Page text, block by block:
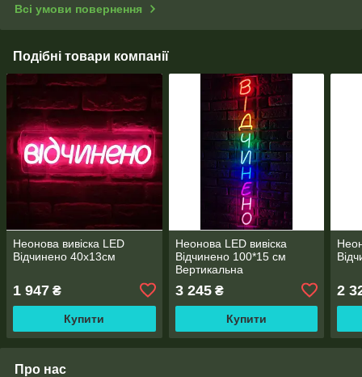
Всі умови повернення
Подібні товари компанії
Неонова вивіска LED
Відчинено 40х13см
1 947 ₴
Купити
Неонова LED вивіска
Відчинено 100*15 см
Вертикальна
3 245₴
Купити
2
Про нас